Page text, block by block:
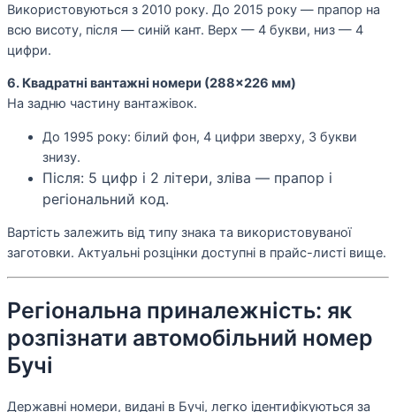
Використовуються з 2010 року. До 2015 року — прапор на
всю висоту, після — синій кант. Верх — 4 букви, низ — 4
цифри.
6. Квадратні вантажні номери (288×226 мм)
На задню частину вантажівок.
До 1995 року: білий фон, 4 цифри зверху, 3 букви
знизу.
Після: 5 цифр і 2 літери, зліва — прапор і
регіональний код.
Вартість залежить від типу знака та використовуваної
заготовки. Актуальні розцінки доступні в прайс-листі вище.
Регіональна приналежність: як
розпізнати автомобільний номер
Бучі
Державні номери, видані в Бучі, легко ідентифікуються за